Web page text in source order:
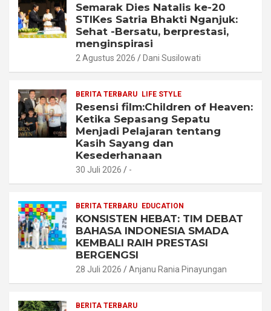
Semarak Dies Natalis ke-20
STIKes Satria Bhakti Nganjuk:
Sehat -Bersatu, berprestasi,
menginspirasi
2 Agustus 2026 Dani Susilowati
BERITA TERBARU LIFE STYLE
Resensi film:Children of Heaven:
Ketika Sepasang Sepatu
Menjadi Pelajaran tentang
Kasih Sayang dan
Kesederhanaan
30 Juli 2026 -
BERITA TERBARU EDUCATION
KONSISTEN HEBAT: TIM DEBAT
BAHASA INDONESIA SMADA
KEMBALI RAIH PRESTASI
BERGENGSI
28 Juli 2026 Anjanu Rania Pinayungan
BERITA TERBARU